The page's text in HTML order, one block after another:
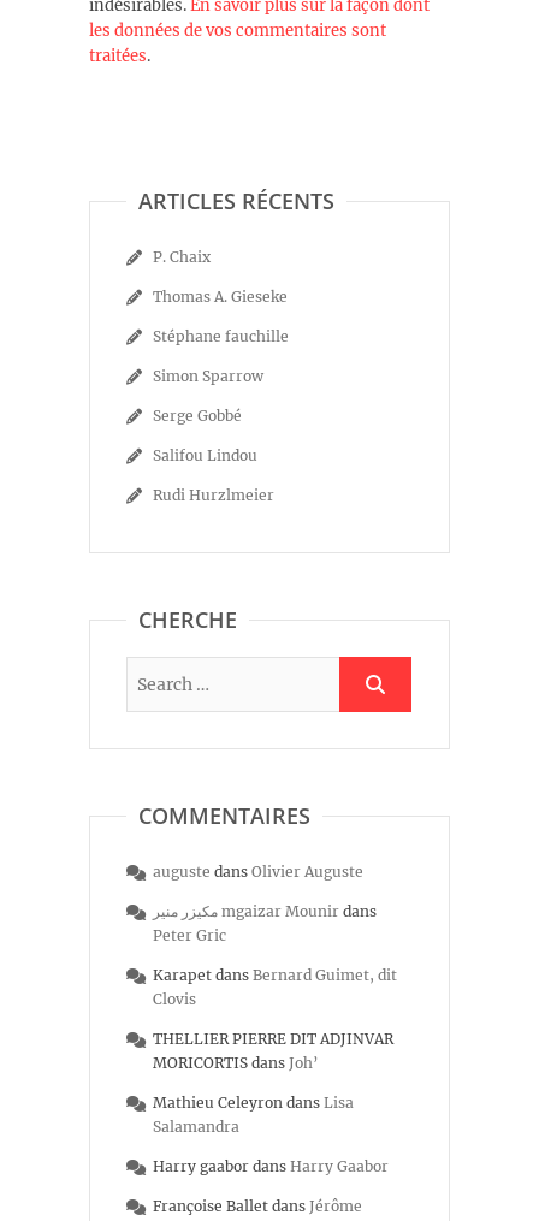
indésirables.En savoir plus sur la façon dont
les données de vos commentaires sont
traitées.
ARTICLES RÉCENTS
P. Chaix
Thomas A. Gieseke
Stéphane fauchille
Simon Sparrow
Serge Gobbé
Salifou Lindou
Rudi Hurzlmeier
CHERCHE
COMMENTAIRES
auguste dans Olivier Auguste
مكيزر منير mgaizar Mounir dans
Peter Gric
Karapet dans Bernard Guimet, dit
Clovis
THELLIER PIERRE DIT ADJINVAR
MORICORTIS dans Joh’
Mathieu Celeyron dans Lisa
Salamandra
Harry gaabor dans Harry Gaabor
Françoise Ballet dans Jérôme